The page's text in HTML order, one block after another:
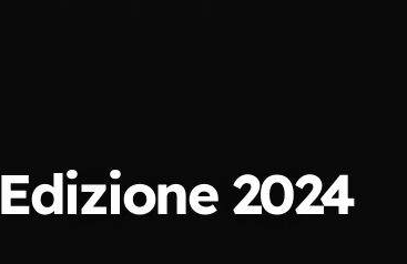
Edizione 2024